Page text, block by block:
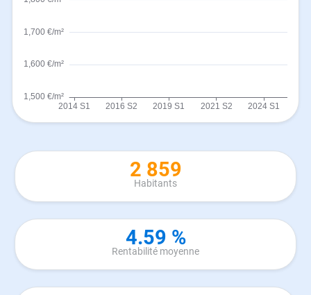
2 859
Habitants
4.59 %
Rentabilité moyenne